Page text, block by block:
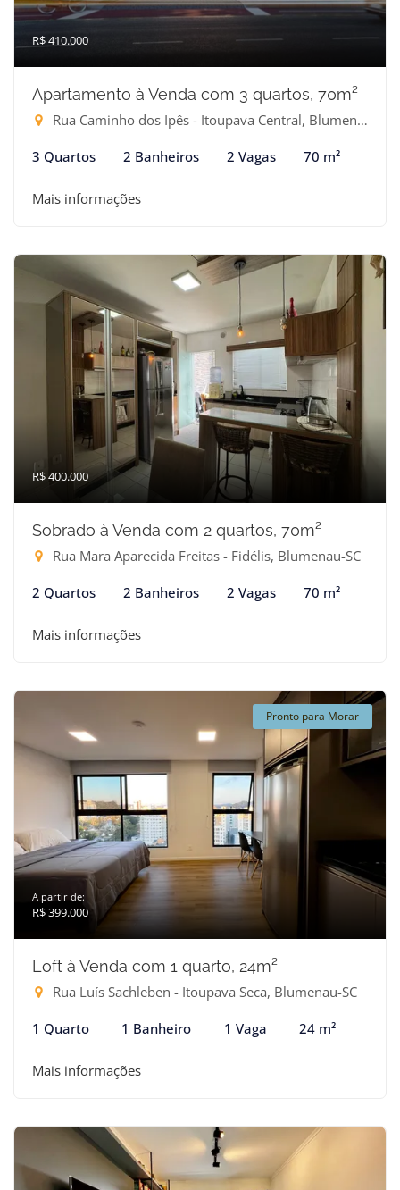
R$ 410.000
Apartamento à Venda com 3 quartos, 70m²
Rua Caminho dos Ipês - Itoupava Central, Blumenau-SC
3 Quartos 2 Banheiros 2 Vagas 70 m²
Mais informações
R$ 400.000
Sobrado à Venda com 2 quartos, 70m²
Rua Mara Aparecida Freitas - Fidélis, Blumenau-SC
2 Quartos 2 Banheiros 2 Vagas 70 m²
Mais informações
Pronto para Morar
A partir de:
R$ 399.000
Loft à Venda com 1 quarto, 24m²
Rua Luís Sachleben - Itoupava Seca, Blumenau-SC
1 Quarto 1 Banheiro 1 Vaga 24 m²
Mais informações